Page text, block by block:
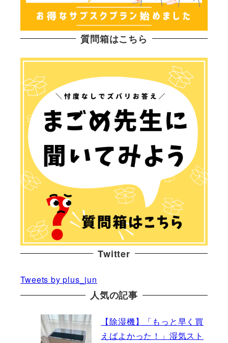
質問箱はこちら
Twitter
Tweets by plus_jun
人気の記事
【除湿機】「もっと早く買
えばよかった！」湿気スト